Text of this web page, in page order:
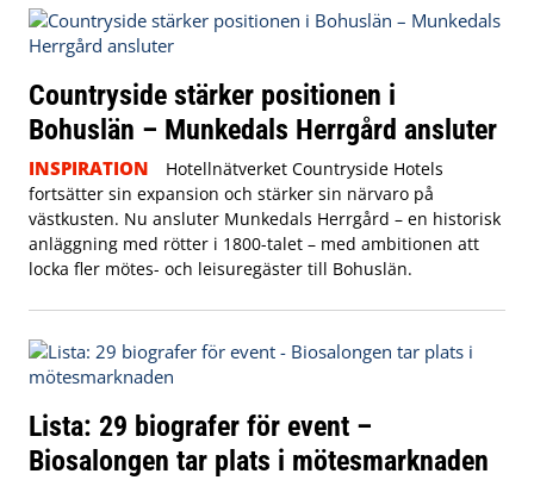
Countryside stärker positionen i
Bohuslän – Munkedals Herrgård ansluter
INSPIRATION
Hotellnätverket Countryside Hotels
fortsätter sin expansion och stärker sin närvaro på
västkusten. Nu ansluter Munkedals Herrgård – en historisk
anläggning med rötter i 1800-talet – med ambitionen att
locka fler mötes- och leisuregäster till Bohuslän.
Lista: 29 biografer för event –
Biosalongen tar plats i mötesmarknaden